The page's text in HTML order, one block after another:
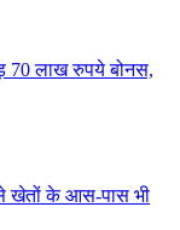
70 लाख रुपये बोनस,
खेतों के आस-पास भी